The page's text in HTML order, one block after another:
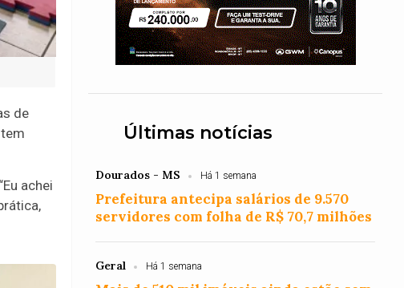
de
achei
Últimas notícias
Dourados - MS Há 1 semana
Prefeitura antecipa salários de 9.570
servidores com folha de R$ 70,7 milhões
Geral Há 1 semana